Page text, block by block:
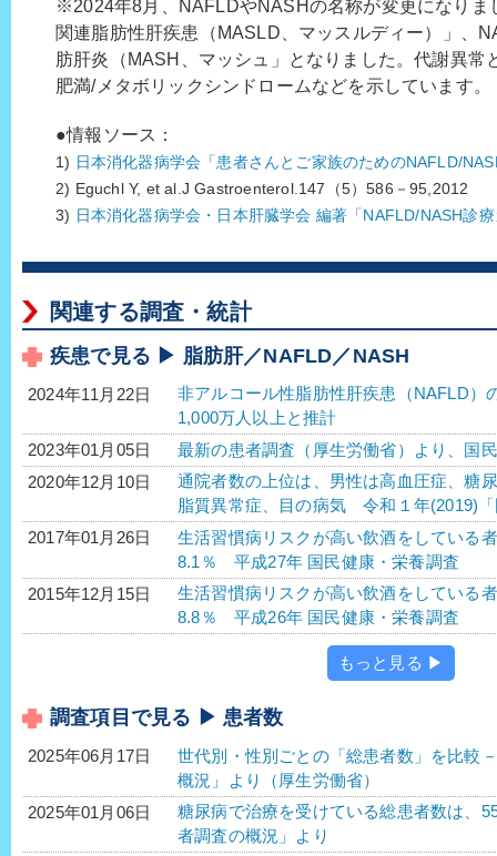
※2024年8月、NAFLDやNASHの名称が変更になりま
関連脂肪性肝疾患（MASLD、マッスルディー）」、
肪肝炎（MASH、マッシュ」となりました。代謝異常
肥満/メタボリックシンドロームなどを示しています。
●情報ソース：
1) 日本消化器病学会「患者さんとご家族のためのNAFLD/
2) Eguchl Y, et al.J Gastroenterol.147（5）586－95,2012
3) 日本消化器病学会・日本肝臓学会 編著「NAFLD/NASH診
関連する調査・統計
疾患で見る ▶ 脂肪肝／NAFLD／NASH
2024年11月22日
非アルコール性脂肪性肝疾患（NAFLD）
1,000万人以上と推計
2023年01月05日
最新の患者調査（厚生労働省）より、国
2020年12月10日
通院者数の上位は、男性は高血圧症、糖
脂質異常症、目の病気 令和１年(2019)
2017年01月26日
生活習慣病リスクが高い飲酒をしている
8.1％ 平成27年 国民健康・栄養調査
2015年12月15日
生活習慣病リスクが高い飲酒をしている
8.8％ 平成26年 国民健康・栄養調査
もっと見る ▶
調査項目で見る ▶ 患者数
2025年06月17日
世代別・性別ごとの「総患者数」を比較
概況」より（厚生労働省）
2025年01月06日
糖尿病で治療を受けている総患者数は
者調査の概況」より